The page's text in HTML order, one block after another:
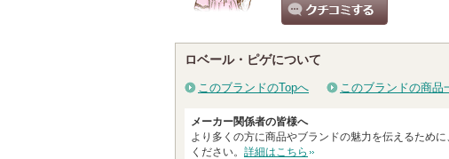
ロベール・ピゲについて
このブランドのTopへ このブランドの商品
メーカー関係者の皆様へ
より多くの方に商品やブランドの魅力を伝えるため
ください。 詳細はこちら